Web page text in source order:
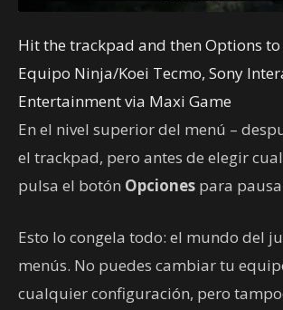
Hit the trackpad and then Options
Equipo Ninja/Koei Tecmo, Sony
Entertainment via Maxi Game
En el nivel superior del menú –
el trackpad, pero antes de elegir
pulsa el botón Opciones para
Esto lo congela todo: el mundo del
menús. No puedes cambiar tu
cualquier configuración, pero